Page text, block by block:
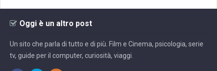
Oggi è un altro post
Un sito che parla di tutto e di più. Film e Cinema, psicologia, serie
tv, guide per il computer, curiosità, viaggi.